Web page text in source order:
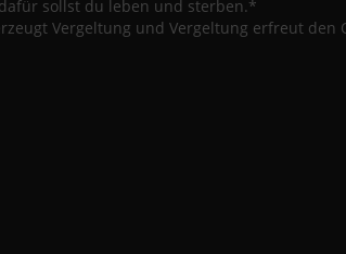
sollst du leben und sterben.*
Vergeltung und Vergeltung erfreut den